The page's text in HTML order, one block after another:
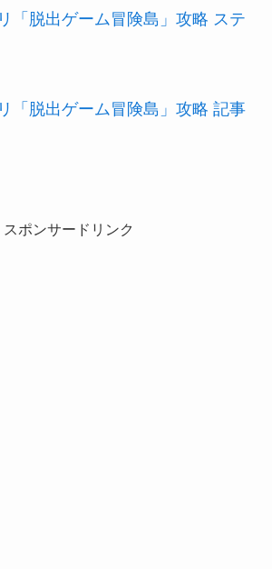
「脱出ゲーム冒険島」攻略 ステ
「脱出ゲーム冒険島」攻略 記事
スポンサードリンク